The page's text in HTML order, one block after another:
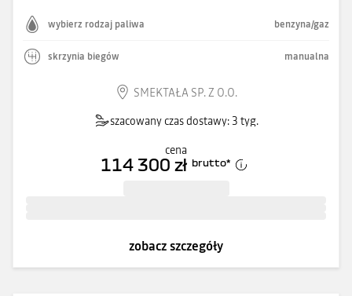
wybierz rodzaj paliwa benzyna/gaz
skrzynia biegów manualna
SMEKTAŁA SP. Z O.O.
szacowany czas dostawy: 3 tyg.
cena
114 300 zł brutto*
zobacz szczegóły